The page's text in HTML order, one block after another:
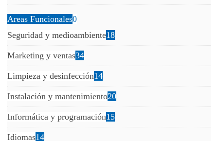
Areas Funcionales0
Seguridad y medioambiente18
Marketing y ventas34
Limpieza y desinfección14
Instalación y mantenimiento20
Informática y programación15
Idiomas14